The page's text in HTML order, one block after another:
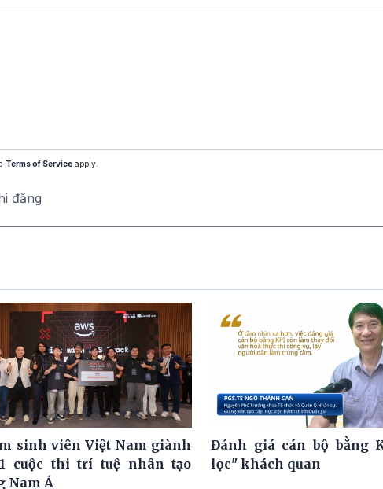
Terms of Service apply.
đăng
sinh viên Việt Nam giành
cuộc thi trí tuệ nhân tạo
Nam Á
Đánh giá cán bộ bằng
lọc" khách quan